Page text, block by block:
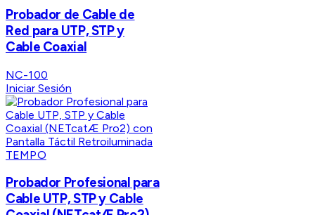
Probador de Cable de
Red para UTP, STP y
Cable Coaxial
NC-100
Iniciar Sesión
TEMPO
Probador Profesional para
Cable UTP, STP y Cable